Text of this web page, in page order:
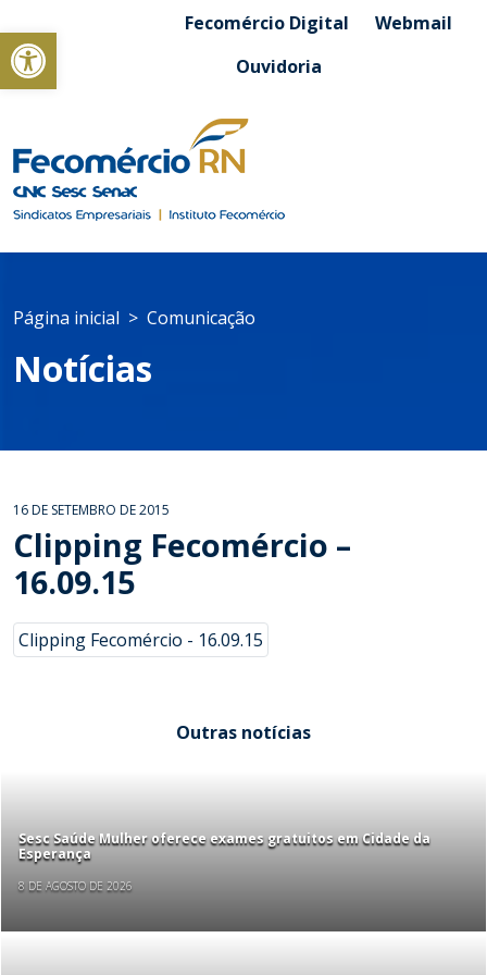
Abrir a barra de ferramentasFecomércio Digital
Webmail
Ouvidoria
Página inicial Comunicação
Notícias
16 DE SETEMBRO DE 2015
Clipping Fecomércio –
16.09.15
Clipping Fecomércio - 16.09.15
Outras notícias
Sesc Saúde Mulher oferece exames gratuitos em Cidade da
Esperança
8 DE AGOSTO DE 2026